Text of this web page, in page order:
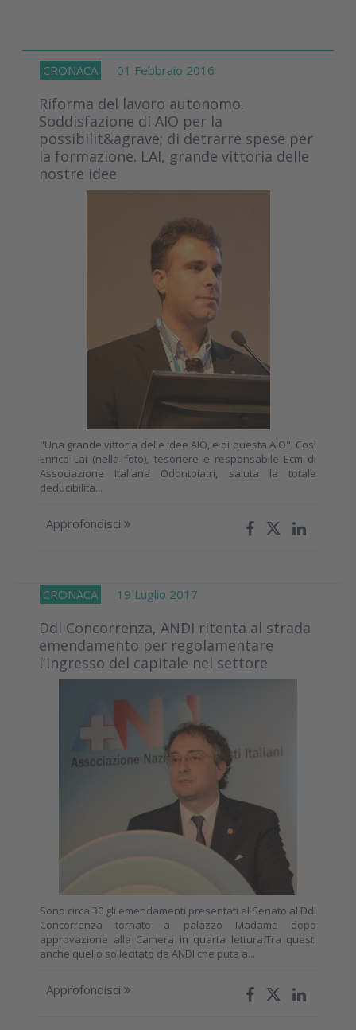
CRONACA 01 Febbraio 2016
Riforma del lavoro autonomo.
Soddisfazione di AIO per la
possibilit&agrave; di detrarre spese per
la formazione. LAI, grande vittoria delle
nostre idee
"Una grande vittoria delle idee AIO, e di questa AIO". Così
Enrico Lai (nella foto), tesoriere e responsabile Ecm di
Associazione Italiana Odontoiatri, saluta la totale
deducibilità...
Approfondisci
CRONACA 19 Luglio 2017
Ddl Concorrenza, ANDI ritenta al strada
emendamento per regolamentare
l'ingresso del capitale nel settore
Sono circa 30 gli emendamenti presentati al Senato al Ddl
Concorrenza tornato a palazzo Madama dopo
approvazione alla Camera in quarta lettura.Tra questi
anche quello sollecitato da ANDI che puta a...
Approfondisci